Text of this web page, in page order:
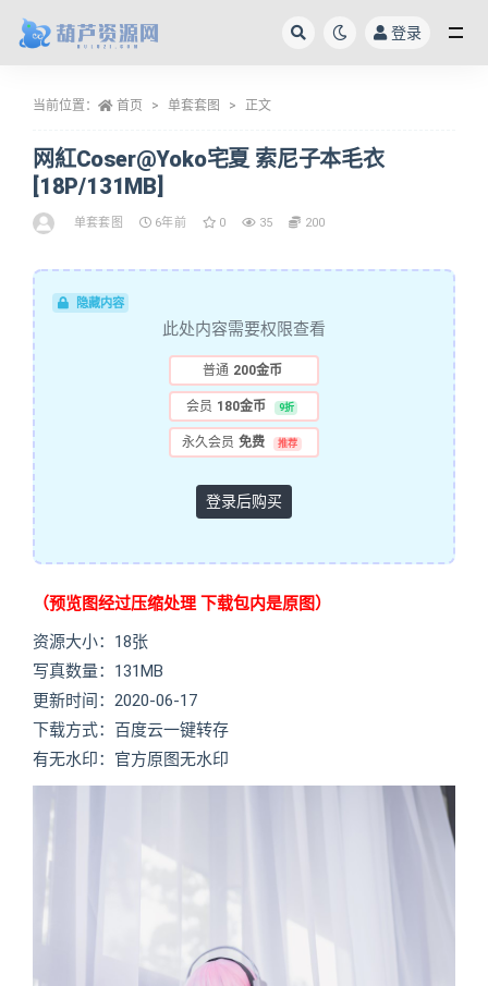
登录
当前位置： 首页 单套套图 正文
网紅Coser@Yoko宅夏 索尼子本毛衣
[18P/131MB]
单套套图 6年前 0 35 200
隐藏内容
此处内容需要权限查看
普通 200金币
会员 180金币 9折
永久会员 免费 推荐
登录后购买
（预览图经过压缩处理 下载包内是原图）
资源大小：18张
写真数量：131MB
更新时间：2020-06-17
下载方式：百度云一键转存
有无水印：官方原图无水印